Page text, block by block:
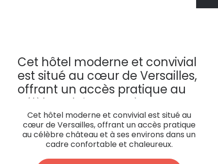
Cet hôtel moderne et convivial
est situé au cœur de Versailles,
offrant un accès pratique au
célèbre château et à ses
environs dans un cadre
confortable et chaleureux.
Cet hôtel moderne et convivial est situé au
cœur de Versailles, offrant un accès pratique
au célèbre château et à ses environs dans un
cadre confortable et chaleureux.